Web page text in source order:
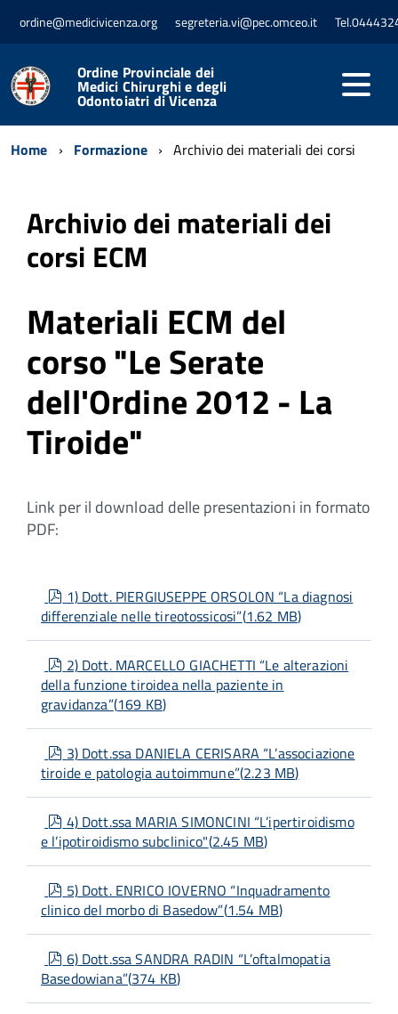
ordine@medicivicenza.org segreteria.vi@pec.omceo.it
Ordine Provinciale dei
Medici Chirurghi e degli
Odontoiatri di Vicenza
Home Formazione Archivio dei materiali dei corsi
Archivio dei materiali dei
corsi ECM
Materiali ECM del
corso "Le Serate
dell'Ordine 2012 - La
Tiroide"
Link per il download delle presentazioni in formato
PDF:
pdf
1) Dott. PIERGIUSEPPE ORSOLON “La diagnosi
differenziale nelle tireotossicosi”(1.62 MB)
pdf
2) Dott. MARCELLO GIACHETTI “Le alterazioni
della funzione tiroidea nella paziente in
gravidanza”(169 KB)
pdf
3) Dott.ssa DANIELA CERISARA “L’associazione
tiroide e patologia autoimmune”(2.23 MB)
pdf
4) Dott.ssa MARIA SIMONCINI “L’ipertiroidismo
e l’ipotiroidismo subclinico"(2.45 MB)
pdf
5) Dott. ENRICO IOVERNO “Inquadramento
clinico del morbo di Basedow”(1.54 MB)
pdf
6) Dott.ssa SANDRA RADIN “L’oftalmopatia
Basedowiana”(374 KB)